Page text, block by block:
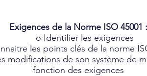
Exigences de la Norme ISO 45001 :
o Identifier les exigences
les points clés de la norme
modifications de son système de
fonction des exigences